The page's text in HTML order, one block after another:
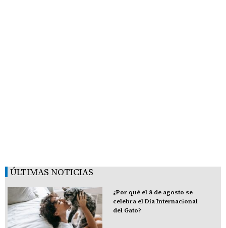
ÚLTIMAS NOTICIAS
¿Por qué el 8 de agosto se
celebra el Día Internacional
del Gato?